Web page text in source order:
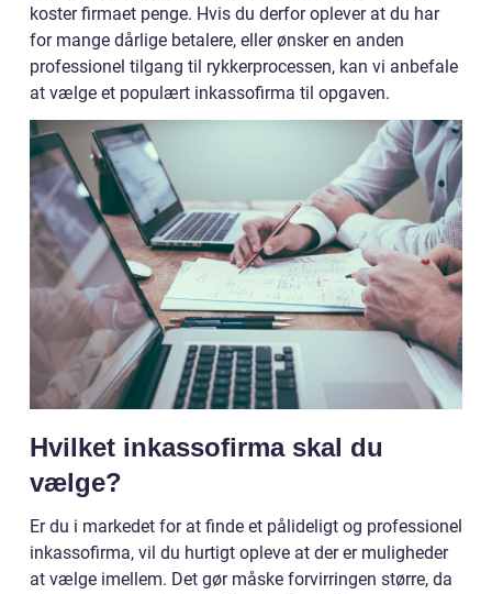
koster firmaet penge. Hvis du derfor oplever at du har
for mange dårlige betalere, eller ønsker en anden
professionel tilgang til rykkerprocessen, kan vi anbefale
at vælge et populært inkassofirma til opgaven.
Hvilket inkassofirma skal du
vælge?
Er du i markedet for at finde et pålideligt og professionel
inkassofirma, vil du hurtigt opleve at der er muligheder
at vælge imellem. Det gør måske forvirringen større, da